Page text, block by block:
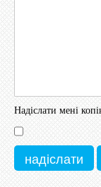
Надіслати мені
надіслати